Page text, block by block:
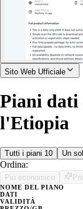
Sito Web Ufficiale
Piani
l'Etiopia
Tutti i piani 10 Un
Ordina:
Più economico
NOME DEL PIANO
DATI
VALIDITÀ